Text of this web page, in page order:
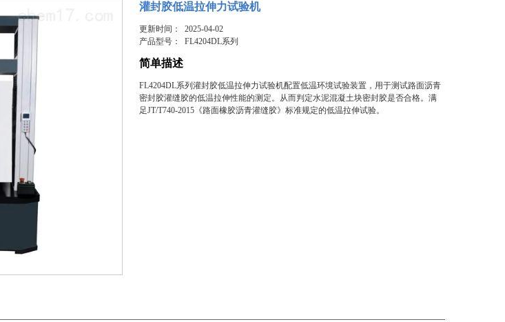
灌封胶低温拉伸力试验机
更新时间： 2025-04-02
产品型号：FL4204DL系列
简单描述
FL4204DL系列灌封胶低温拉伸力试验机配置低温环境试验装置，用于测试路面沥青
密封胶灌缝胶的低温拉伸性能的测定。从而判定水泥混凝土块密封胶是否合格。满
足JT/T740-2015《路面橡胶沥青灌缝胶》标准规定的低温拉伸试验。